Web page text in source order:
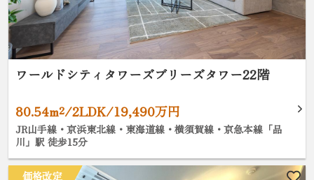
ワールドシティタワーズブリーズタワー22階
80.54m²/2LDK/19,490万円
JR山手線・京浜東北線・東海道線・横須賀線・京急本線「品
川」駅 徒歩15分
価格改定